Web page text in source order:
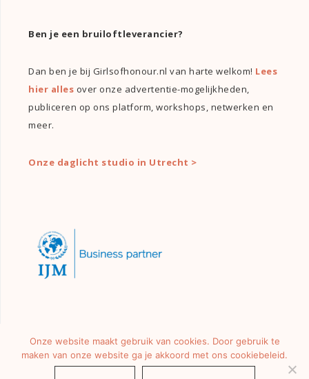
Ben je een bruiloftleverancier?
Dan ben je bij Girlsofhonour.nl van harte welkom! Lees
hier alles over onze advertentie-mogelijkheden,
publiceren op ons platform, workshops, netwerken en
meer.
Onze daglicht studio in Utrecht >
Onze website maakt gebruik van cookies. Door gebruik te
maken van onze website ga je akkoord met ons cookiebeleid.